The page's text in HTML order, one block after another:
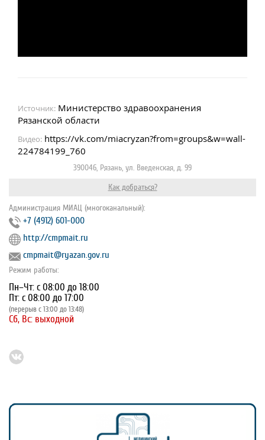
Источник: Министерство здравоохранения
Рязанской области
Видео: https://vk.com/miacryzan?from=groups&w=wall-
224784199_760
390046, Рязань, ул. Введенская, д. 99
Как добраться?
Администрация МИАЦ (многоканальный):
+7 (4912) 601-000
http://cmpmait.ru
cmpmait@ryazan.gov.ru
Режим работы:
Пн–Чт: с 08:00 до 18:00
Пт: с 08:00 до 17:00
(перерыв с 13:00 до 13:48)
Сб, Вс: выходной